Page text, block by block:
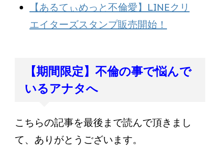
【あるてぃめっと不倫愛】LINEクリ
エイターズスタンプ販売開始！
【期間限定】不倫の事で悩んで
いるアナタへ
こちらの記事を最後まで読んで頂きまし
て、ありがとうございます。